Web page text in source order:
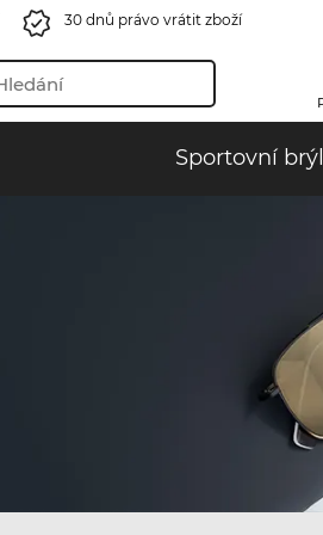
30 dnů právo vrátit zboží
Sportovní